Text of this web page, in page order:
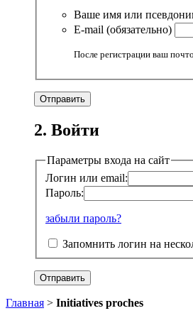
Ваше имя или
E-mail (обязательно)
После регистрации ваш
2. Войти
Параметры входа на сайт
Логин или email:
Пароль:
забыли пароль?
Запомнить логин на
Главная > Initiatives proches